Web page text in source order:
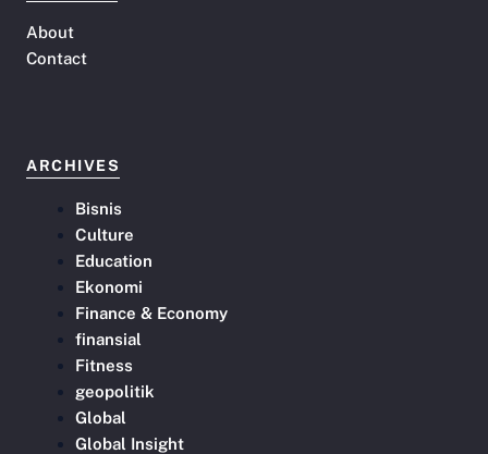
About
Contact
ARCHIVES
Bisnis
Culture
Education
Ekonomi
Finance & Economy
finansial
Fitness
geopolitik
Global
Global Insight